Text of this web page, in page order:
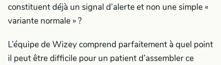
constituent déjà un signal d’alerte et non une simple «
variante normale » ?
L’équipe de Wizey comprend parfaitement à quel point
il peut être difficile pour un patient d’assembler ce